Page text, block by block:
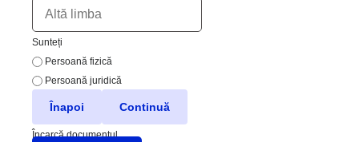
Sunteți
Persoană fizică
Persoană juridică
Înapoi Continuă
Încarcă documentul